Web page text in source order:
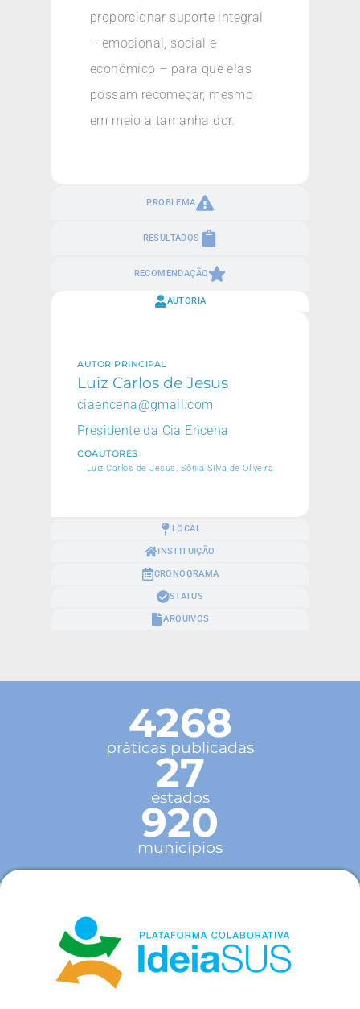
PROBLEMA
RESULTADOS
RECOMENDAÇÃO
proporcionar suporte integral
– emocional, social e
econômico – para que elas
possam recomeçar, mesmo
em meio a tamanha dor.
AUTORIA
LOCAL
INSTITUIÇÃO
CRONOGRAMA
STATUS
ARQUIVOS
AUTOR PRINCIPAL
Luiz Carlos de Jesus
ciaencena@gmail.com
Presidente da Cia Encena
COAUTORES
Luiz Carlos de Jesus, Sônia Silva de Oliveira
4268
práticas publicadas
27
estados
920
municípios